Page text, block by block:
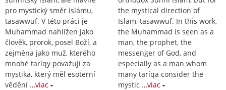
pro mystický směr islámu,
tasawwuf. V této práci je
Muhammad nahlížen jako
člověk, prorok, posel Boží, a
zejména jako muž, kterého
mnohé taríqy považují za
mystika, který měl esoterní
vědění …viac
the mystical direction of
Islam, tasawwuf. In this work,
the Muhammad is seen as a
man, the prophet, the
messenger of God, and
especially as a man whom
many taríqa consider the
mystic …viac